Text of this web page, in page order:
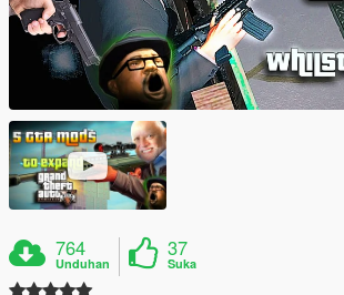
764
Unduhan
37
Suka